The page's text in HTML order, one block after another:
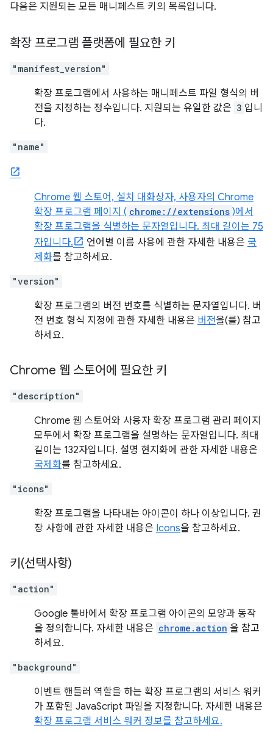
다음은 지원되는 모든 매니페스트 키의 목록입니다.
확장 프로그램 플랫폼에 필요한 키
"manifest_version"
확장 프로그램에서 사용하는 매니페스트 파일 형식의 버
전을 지정하는 정수입니다. 지원되는 유일한 값은 3 입니
다.
"name"
Chrome 웹 스토어, 설치 대화상자, 사용자의 Chrome
확장 프로그램 페이지 ( chrome://extensions )에서
확장 프로그램을 식별하는 문자열입니다. 최대 길이는 75
자입니다.
언어별 이름 사용에 관한 자세한 내용은 국
제화를 참고하세요.
"version"
확장 프로그램의 버전 번호를 식별하는 문자열입니다. 버
전 번호 형식 지정에 관한 자세한 내용은 버전을(를) 참고
하세요.
Chrome 웹 스토어에 필요한 키
"description"
Chrome 웹 스토어와 사용자 확장 프로그램 관리 페이지
모두에서 확장 프로그램을 설명하는 문자열입니다. 최대
길이는 132자입니다. 설명 현지화에 관한 자세한 내용은
국제화를 참고하세요.
"icons"
확장 프로그램을 나타내는 아이콘이 하나 이상입니다. 권
장 사항에 관한 자세한 내용은 Icons을 참고하세요.
키(선택사항)
"action"
Google 툴바에서 확장 프로그램 아이콘의 모양과 동작
을 정의합니다. 자세한 내용은 chrome.action 을 참고
하세요.
"background"
이벤트 핸들러 역할을 하는 확장 프로그램의 서비스 워커
가 포함된 JavaScript 파일을 지정합니다. 자세한 내용은
확장 프로그램 서비스 워커 정보를 참고하세요.